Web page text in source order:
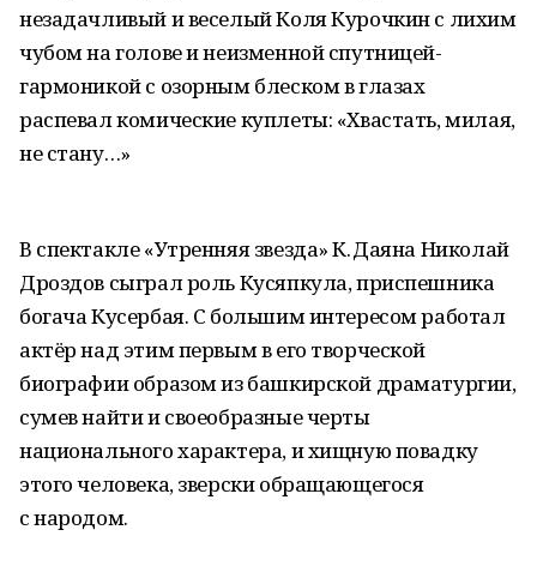
незадачливый и веселый Коля Курочкин с лихим
чубом на голове и неизменной спутницей-
гармоникой с озорным блеском в глазах
распевал комические куплеты: «Хвастать, милая,
не стану…»
В спектакле «Утренняя звезда» К. Даяна Николай
Дроздов сыграл роль Кусяпкула, приспешника
богача Кусербая. С большим интересом работал
актёр над этим первым в его творческой
биографии образом из башкирской драматургии,
сумев найти и своеобразные черты
национального характера, и хищную повадку
этого человека, зверски обращающегося
с народом.